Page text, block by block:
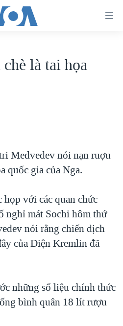
CỦA MỸ: QUÁ KHỨ VÀ HIỆN
TẠI DẢI GAZA
HẠ 'BÊN THẮNG CUỘC'
là tai họa
Medvedev nói nạn ruợu
quốc gia của Nga.
với các quan chức
nghỉ mát Sochi hôm thứ
nói rằng chiến dịch
của Điện Kremlin đã
những số liệu chính thức
bình quân 18 lít rượu